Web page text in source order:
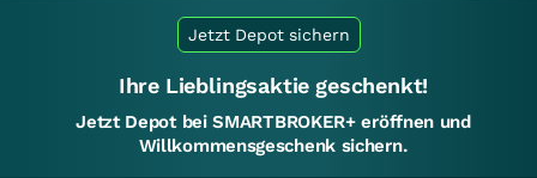
Jetzt Depot sichern
Ihre Lieblingsaktie geschenkt!
Jetzt Depot bei SMARTBROKER+ eröffnen und
Willkommensgeschenk sichern.